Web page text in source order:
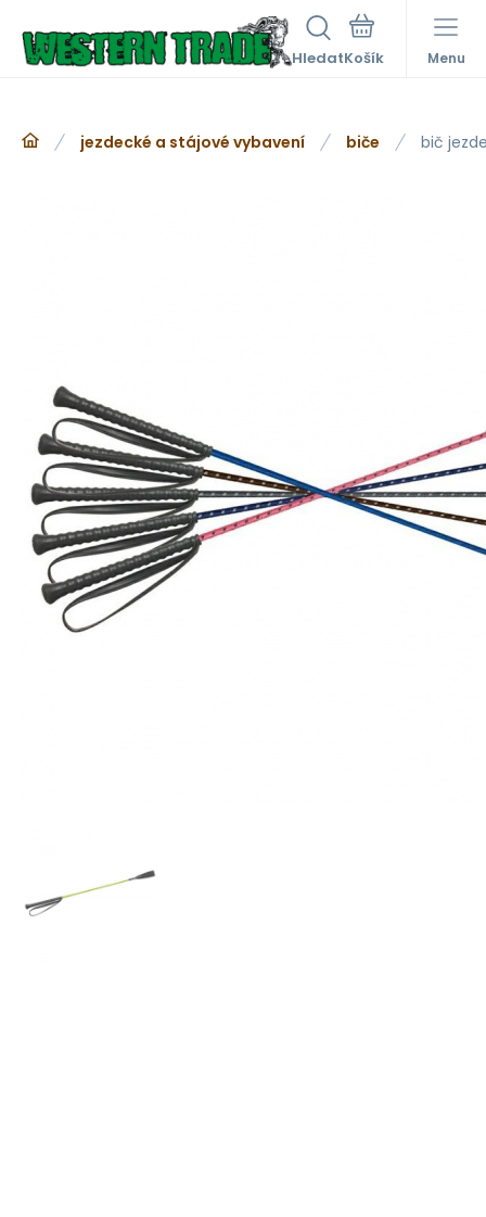
Hledat Menu
jezdecké a stájové vybavení biče bič